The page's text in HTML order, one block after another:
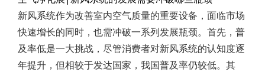
新风系统作为改善室内空气质量的重要设备，面临市场
快速增长的同时，也需冲破一系列发展瓶颈。首先，普
及率低是一大挑战，尽管消费者对新风系统的认知度逐
年提升，但相较于发达国家，我国普及率仍较低。其